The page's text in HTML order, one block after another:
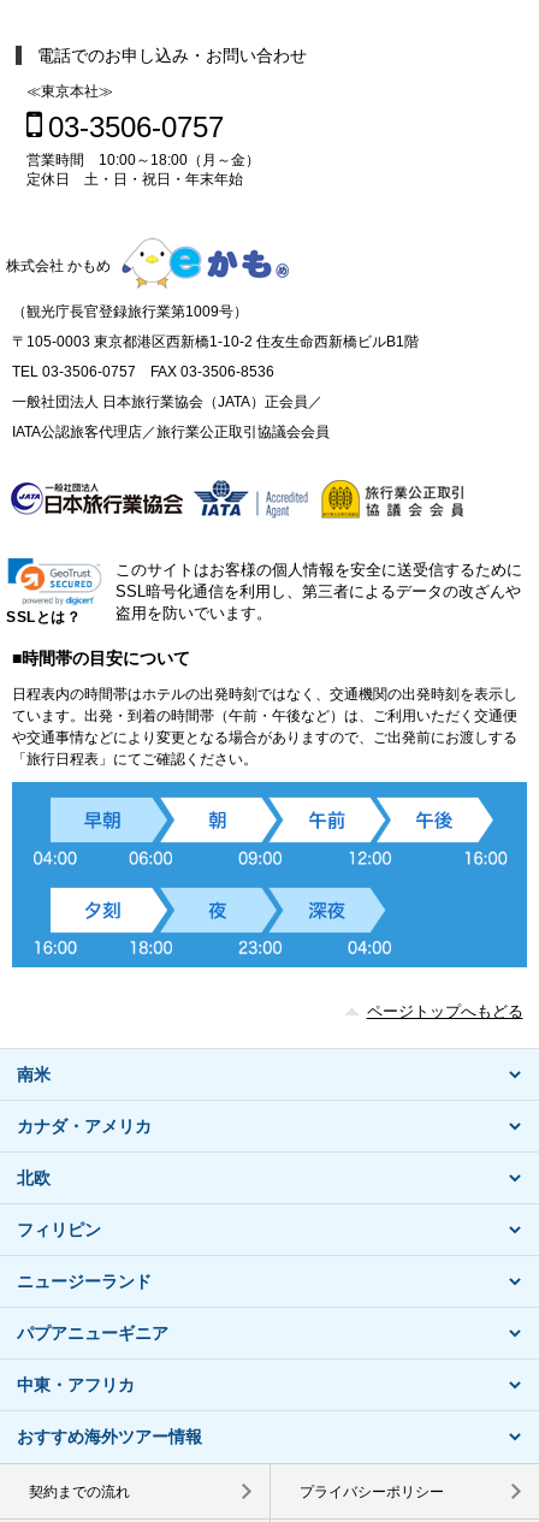
電話でのお申し込み・お問い合わせ
≪東京本社≫
03-3506-0757
営業時間 10:00～18:00（月～金）
定休日 土・日・祝日・年末年始
株式会社 かもめ
（観光庁長官登録旅行業第1009号）
〒105-0003 東京都港区西新橋1-10-2 住友生命西新橋ビルB1階
TEL 03-3506-0757 FAX 03-3506-8536
一般社団法人 日本旅行業協会（JATA）正会員／
IATA公認旅客代理店／旅行業公正取引協議会会員
SSLとは？
このサイトはお客様の個人情報を安全に送受信するために
SSL暗号化通信を利用し、第三者によるデータの改ざんや
盗用を防いでいます。
■時間帯の目安について
日程表内の時間帯はホテルの出発時刻ではなく、交通機関の出発時刻を表示し
ています。出発・到着の時間帯（午前・午後など）は、ご利用いただく交通便
や交通事情などにより変更となる場合がありますので、ご出発前にお渡しする
「旅行日程表」にてご確認ください。
ページトップへもどる
南米
カナダ・アメリカ
北欧
フィリピン
ニュージーランド
パプアニューギニア
中東・アフリカ
おすすめ海外ツアー情報
契約までの流れ プライバシーポリシー